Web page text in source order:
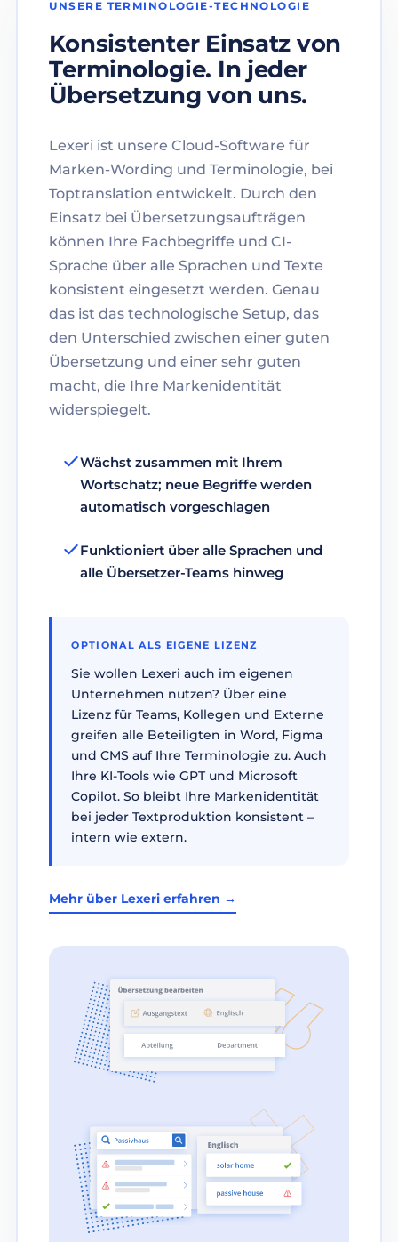
UNSERE TERMINOLOGIE-TECHNOLOGIE
Konsistenter Einsatz von
Terminologie. In jeder
Übersetzung von uns.
Lexeri ist unsere Cloud-Software für
Marken-Wording und Terminologie, bei
Toptranslation entwickelt. Durch den
Einsatz bei Übersetzungsaufträgen
können Ihre Fachbegriffe und CI-
Sprache über alle Sprachen und Texte
konsistent eingesetzt werden. Genau
das ist das technologische Setup, das
den Unterschied zwischen einer guten
Übersetzung und einer sehr guten
macht, die Ihre Markenidentität
widerspiegelt.
Wächst zusammen mit Ihrem
Wortschatz; neue Begriffe werden
automatisch vorgeschlagen
Funktioniert über alle Sprachen und
alle Übersetzer-Teams hinweg
OPTIONAL ALS EIGENE LIZENZ
Sie wollen Lexeri auch im eigenen
Unternehmen nutzen? Über eine
Lizenz für Teams, Kollegen und Externe
greifen alle Beteiligten in Word, Figma
und CMS auf Ihre Terminologie zu. Auch
Ihre KI-Tools wie GPT und Microsoft
Copilot. So bleibt Ihre Markenidentität
bei jeder Textproduktion konsistent –
intern wie extern.
Mehr über Lexeri erfahren →